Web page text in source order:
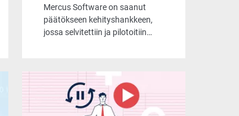
vahvistaa asiantuntijan
työpanosta
Mercus Software on saanut
päätökseen kehityshankkeen,
jossa selvitettiin ja pilotoitiin
Brokerin käyttöönotto ja
saavutettavuus nousevat
uudelle tasolle älykkään,